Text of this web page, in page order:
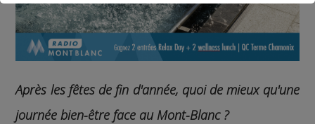
Après les fêtes de fin d'année, quoi de mieux qu'une
journée bien-être face au Mont-Blanc ?